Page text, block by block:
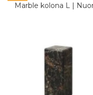
Marble kolona L |